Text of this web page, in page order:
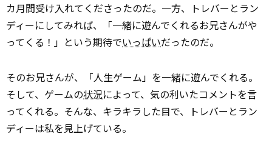
カ月間受け入れてくださったのだ。一方、トレバーとラン
ディーにしてみれば、「一緒に遊んでくれるお兄さんがや
ってくる！」という期待でいっぱいだったのだ。
そのお兄さんが、「人生ゲーム」を一緒に遊んでくれる。
そして、ゲームの状況によって、気の利いたコメントを言
ってくれる。そんな、キラキラした目で、トレバーとラン
ディーは私を見上げている。